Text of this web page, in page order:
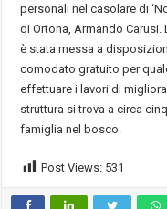
personali nel casolare di
di Ortona, Armando
è stata messa a
comodato gratuito per
effettuare i lavori di
struttura si trova a circa
famiglia nel bosco.
Post Views: 531